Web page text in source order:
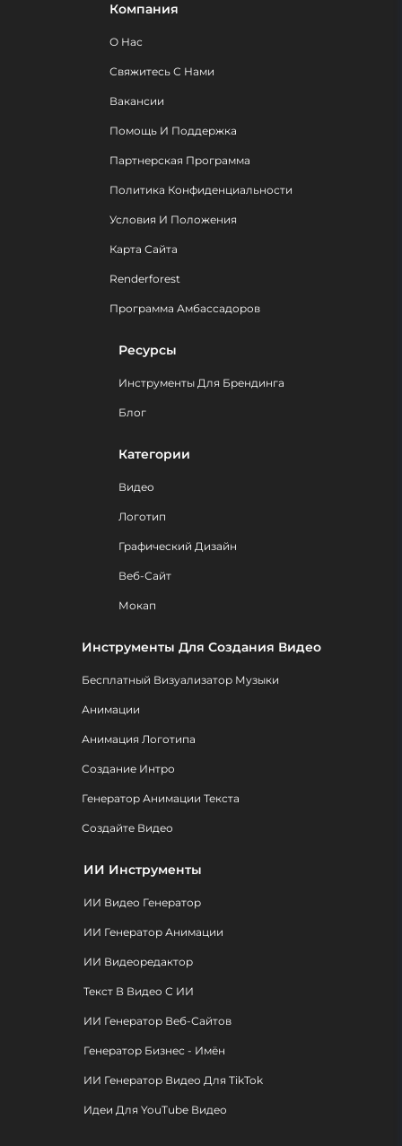
Компания
О Нас
Свяжитесь С Нами
Вакансии
Помощь И Поддержка
Партнерская Программа
Политика Конфиденциальности
Условия И Положения
Карта Сайта
Renderforest
Программа Амбассадоров
Ресурсы
Инструменты Для Брендинга
Блог
Категории
Видео
Логотип
Графический Дизайн
Веб-Сайт
Мокап
Инструменты Для Создания Видео
Бесплатный Визуализатор Музыки
Анимации
Анимация Логотипа
Создание Интро
Генератор Анимации Текста
Создайте Видео
ИИ Инструменты
ИИ Видео Генератор
ИИ Генератор Анимации
ИИ Видеоредактор
Текст В Видео С ИИ
ИИ Генератор Веб-Сайтов
Генератор Бизнес - Имён
ИИ Генератор Видео Для TikTok
Идеи Для YouTube Видео